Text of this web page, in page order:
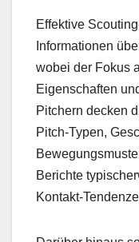
Effektive
Informationen
wobei der Fokus
Eigenschaften
Pitchern decken
Pitch-Typen,
Berichte
Kontakt-